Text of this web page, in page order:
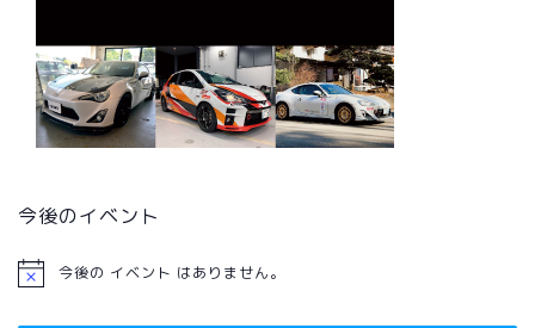
今後のイベント
今後の イベント はありません。